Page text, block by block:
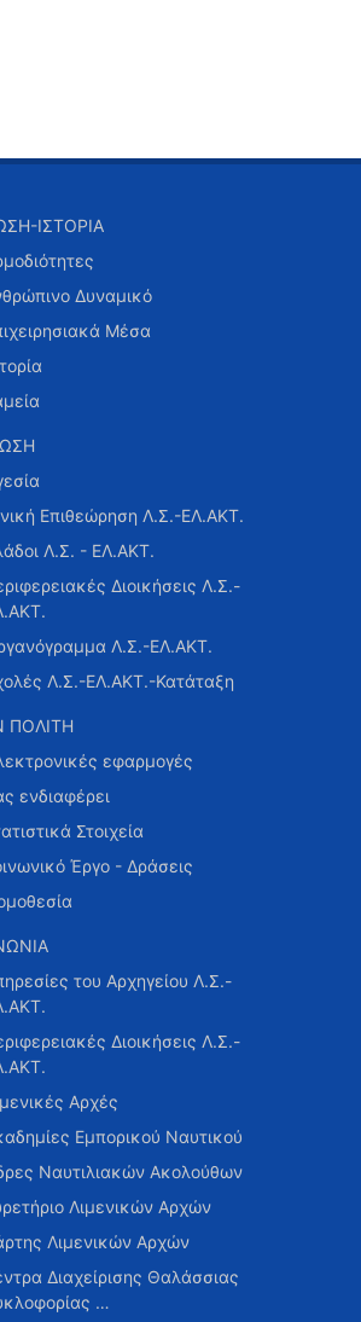
ΙΣΤΟΡΙΑ
Δυναμικό
Μέσα
Επιθεώρηση Λ.Σ.-ΕΛ.ΑΚΤ.
Λ.Σ. - ΕΛ.ΑΚΤ.
Διοικήσεις Λ.Σ.-
Λ.Σ.-ΕΛ.ΑΚΤ.
Λ.Σ.-ΕΛ.ΑΚΤ.-Κατάταξη
ΠΟΛΙΤΗ
εφαρμογές
ενδιαφέρει
Στοιχεία
Έργο - Δράσεις
του Αρχηγείου Λ.Σ.-
Διοικήσεις Λ.Σ.-
Αρχές
Εμπορικού Ναυτικού
Ναυτιλιακών Ακολούθων
Λιμενικών Αρχών
Λιμενικών Αρχών
Διαχείρισης Θαλάσσιας
…